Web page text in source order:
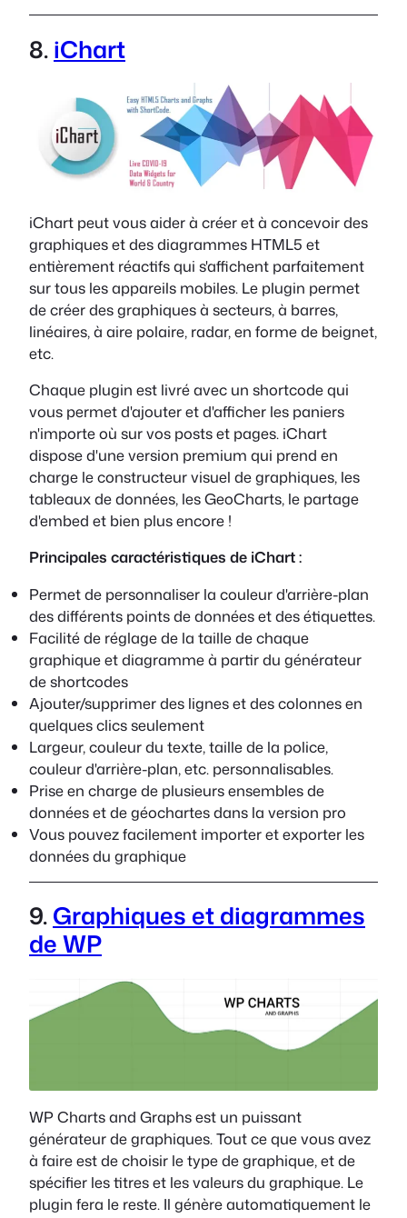
8.iChart
iChart peut vous aider à créer et à concevoir des
graphiques et des diagrammes HTML5 et
entièrement réactifs qui s'affichent parfaitement
sur tous les appareils mobiles. Le plugin permet
de créer des graphiques à secteurs, à barres,
linéaires, à aire polaire, radar, en forme de beignet,
etc.
Chaque plugin est livré avec un shortcode qui
vous permet d'ajouter et d'afficher les paniers
n'importe où sur vos posts et pages. iChart
dispose d'une version premium qui prend en
charge le constructeur visuel de graphiques, les
tableaux de données, les GeoCharts, le partage
d'embed et bien plus encore !
Principales caractéristiques de iChart :
Permet de personnaliser la couleur d'arrière-plan
des différents points de données et des étiquettes.
Facilité de réglage de la taille de chaque
graphique et diagramme à partir du générateur
de shortcodes
Ajouter/supprimer des lignes et des colonnes en
quelques clics seulement
Largeur, couleur du texte, taille de la police,
couleur d'arrière-plan, etc. personnalisables.
Prise en charge de plusieurs ensembles de
données et de géochartes dans la version pro
Vous pouvez facilement importer et exporter les
données du graphique
9.Graphiques et diagrammes
de WP
WP Charts and Graphs est un puissant
générateur de graphiques. Tout ce que vous avez
à faire est de choisir le type de graphique, et de
spécifier les titres et les valeurs du graphique. Le
plugin fera le reste. Il génère automatiquement le